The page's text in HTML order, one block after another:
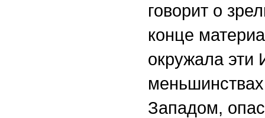
говорит о
конце
окружала
Западом,